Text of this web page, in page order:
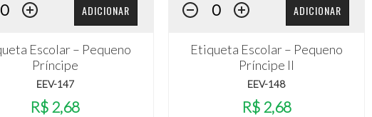
ADICIONAR
Escolar – Pequeno
Príncipe
EEV-147
R$ 2,68
ADICIONAR
Etiqueta Escolar – Pequeno
Príncipe II
EEV-148
R$ 2,68